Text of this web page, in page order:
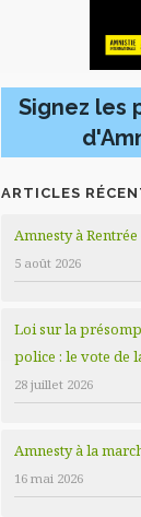
Signez les
ARTICLES
Amnesty à
5 août 2026
Loi sur la
police : le vote de
28 juillet 2026
Amnesty à la
16 mai 2026